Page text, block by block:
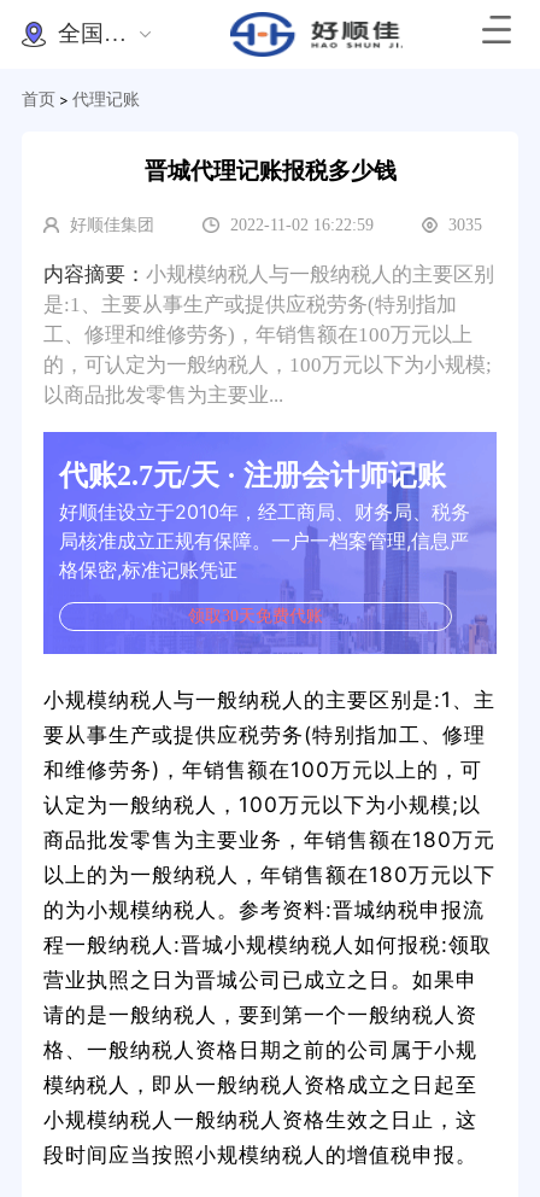
全国办理
首页 > 代理记账
晋城代理记账报税多少钱
好顺佳集团 2022-11-02 16:22:59 3035
内容摘要： 小规模纳税人与一般纳税人的主要区别
是:1、主要从事生产或提供应税劳务(特别指加
工、修理和维修劳务)，年销售额在100万元以上
的，可认定为一般纳税人，100万元以下为小规模;
以商品批发零售为主要业...
代账2.7元/天 · 注册会计师记账
好顺佳设立于2010年，经工商局、财务局、税务
局核准成立正规有保障。一户一档案管理,信息严
格保密,标准记账凭证
领取30天免费代账
小规模纳税人与一般纳税人的主要区别是:1、主
要从事生产或提供应税劳务(特别指加工、修理
和维修劳务)，年销售额在100万元以上的，可
认定为一般纳税人，100万元以下为小规模;以
商品批发零售为主要业务，年销售额在180万元
以上的为一般纳税人，年销售额在180万元以下
的为小规模纳税人。参考资料:晋城纳税申报流
程一般纳税人:晋城小规模纳税人如何报税:领取
营业执照之日为晋城公司已成立之日。如果申
请的是一般纳税人，要到第一个一般纳税人资
格、一般纳税人资格日期之前的公司属于小规
模纳税人，即从一般纳税人资格成立之日起至
小规模纳税人一般纳税人资格生效之日止，这
段时间应当按照小规模纳税人的增值税申报。